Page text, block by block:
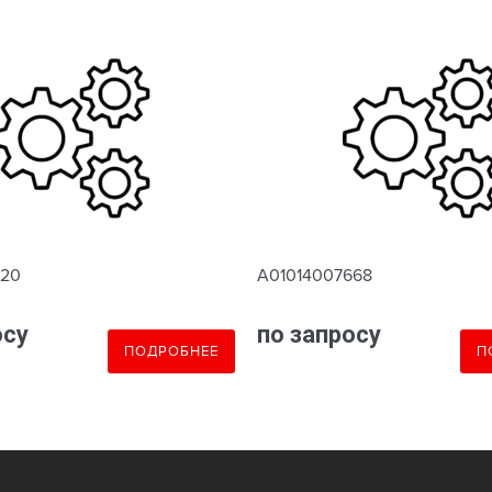
ПОДРОБНЕЕ
A01014007668
по запросу